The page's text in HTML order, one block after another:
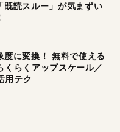
既読スルー」が気まずい
度に変換！ 無料で使える
くらくアップスケール／
用テク